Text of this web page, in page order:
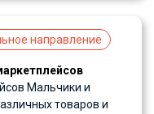
направление
Мальчики и
товаров и